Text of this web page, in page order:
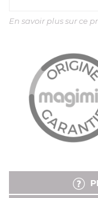
En savoir plus sur ce